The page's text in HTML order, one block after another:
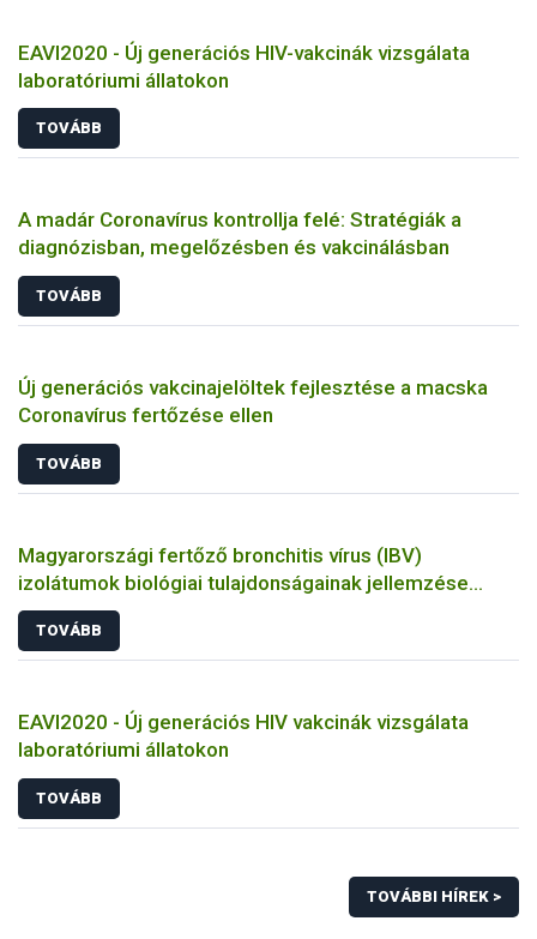
EAVI2020 - Új generációs HIV-vakcinák vizsgálata
laboratóriumi állatokon
TOVÁBB
A madár Coronavírus kontrollja felé: Stratégiák a
diagnózisban, megelőzésben és vakcinálásban
TOVÁBB
Új generációs vakcinajelöltek fejlesztése a macska
Coronavírus fertőzése ellen
TOVÁBB
Magyarországi fertőző bronchitis vírus (IBV)
izolátumok biológiai tulajdonságainak jellemzése
állatkísérletes és molekuláris biológiai eszközökkel
TOVÁBB
EAVI2020 - Új generációs HIV vakcinák vizsgálata
laboratóriumi állatokon
TOVÁBB
TOVÁBBI HÍREK >